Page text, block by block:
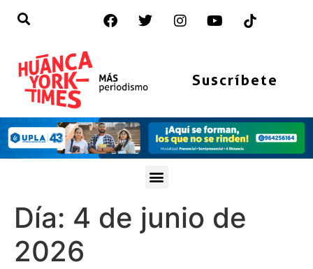
Suscríbete
Día: 4 de junio de
2026